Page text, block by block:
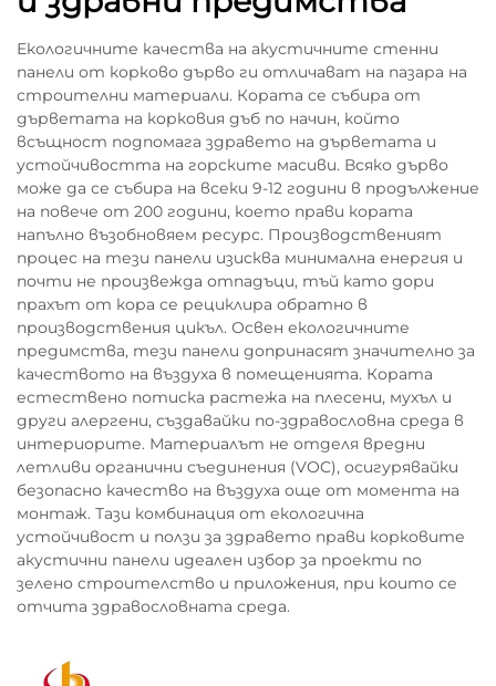
Екологичните качества на акустичните стенни
панели от корково дърво ги отличават на пазара на
строителни материали. Кората се събира от
дърветата на корковия дъб по начин, който
всъщност подпомага здравето на дърветата и
устойчивостта на горските масиви. Всяко дърво
може да се събира на всеки 9-12 години в продължение
на повече от 200 години, което прави кората
напълно възобновяем ресурс. Производственият
процес на тези панели изисква минимална енергия и
почти не произвежда отпадъци, тъй като дори
прахът от кора се рециклира обратно в
производствения цикъл. Освен екологичните
предимства, тези панели допринасят значително за
качеството на въздуха в помещенията. Кората
естествено потиска растежа на плесени, мухъл и
други алергени, създавайки по-здравословна среда в
интериорите. Материалът не отделя вредни
летливи органични съединения (VOC), осигурявайки
безопасно качество на въздуха още от момента на
монтаж. Тази комбинация от екологична
устойчивост и ползи за здравето прави корковите
акустични панели идеален избор за проекти по
зелено строителство и приложения, при които се
отчита здравословната среда.